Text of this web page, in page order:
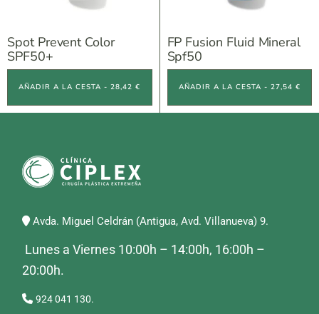
Spot Prevent Color
SPF50+
AÑADIR A LA CESTA - 28,42 €
FP Fusion Fluid Mineral
Spf50
AÑADIR A LA CESTA - 27,54 €
Avda. Miguel Celdrán (Antigua, Avd. Villanueva) 9.
Lunes a Viernes 10:00h – 14:00h, 16:00h –
20:00h.
924 041 130.